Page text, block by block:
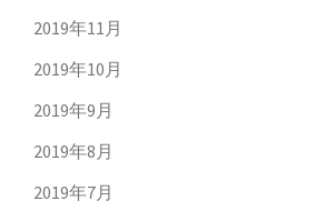
2019年11月
2019年10月
2019年9月
2019年8月
2019年7月